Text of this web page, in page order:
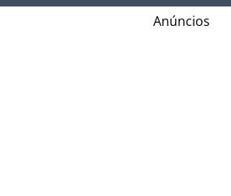
Anúncios